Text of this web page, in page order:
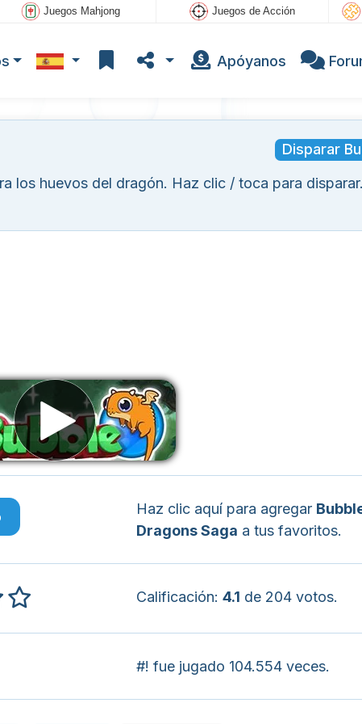
Juegos Mahjong Juegos de Acción
Apóyanos
Disparar
los huevos del dragón. Haz clic / toca para
Haz clic aquí para agregar
Dragons Saga a tus favoritos.
Calificación: 4.1 de 204 votos.
#! fue jugado 104.554 veces.